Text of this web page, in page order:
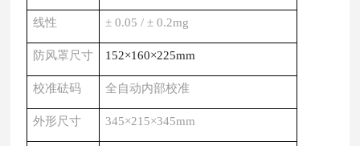
线性 ± 0.05 / ± 0.2mg
防风罩尺寸 152×160×225mm
校准砝码 全自动内部校准
外形尺寸 345×215×345mm